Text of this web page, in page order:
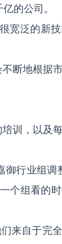
的公司。
宽泛的新
断地根据
训，以及
行业组调
个组看的
来自于完